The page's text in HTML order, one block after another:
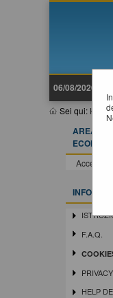
06/08/2026 22:37
Sei qui: Home
AREA
Accedi -
F.A.Q.
PRIVACY
HELP